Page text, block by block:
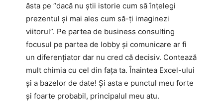
ăsta pe “dacă nu știi istorie cum să înțelegi
prezentul și mai ales cum să-ți imaginezi
viitorul”. Pe partea de business consulting
focusul pe partea de lobby și comunicare ar fi
un diferențiator dar nu cred că decisiv. Contează
mult chimia cu cel din fața ta. Înaintea Excel-ului
și a bazelor de date! Și asta e punctul meu forte
și foarte probabil, principalul meu atu.